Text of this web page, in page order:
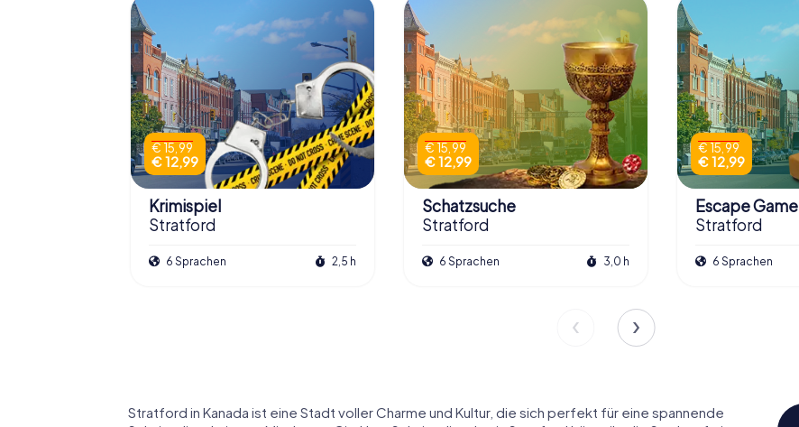
€ 15,99
€ 12,99
Krimispiel
Stratford
6 Sprachen 2,5 h
€ 15,99
€ 12,99
Schatzsuche
Stratford
6 Sprachen 3,0 h
€ 15,99
€ 12,99
Escape Game
Stratford
6 Sprachen
Stratford in Kanada ist eine Stadt voller Charme und Kultur, die sich perfekt für eine spannende